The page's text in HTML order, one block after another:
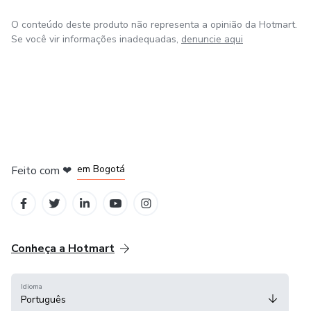
🏥 Prevenção de infecção em cirurgias
👉 “Esse caso é leve, moderado ou grave?”
👉 “Troco o antibiótico ou continuo?”
👉 “Preciso de dose única ou tratamento prolongado?”
Basta seguir o fluxograma.
O conteúdo deste produto não representa a opinião da Hotmart.
Se você vir informações inadequadas, denuncie aqui
Feito com ❤ em Bogotá
Conheça a Hotmart
Idioma
Português